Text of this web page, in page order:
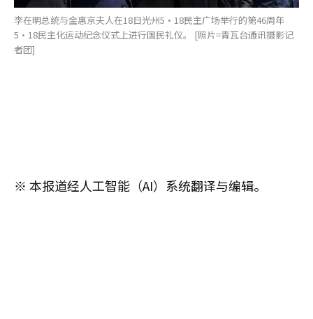
李在明总统与金惠京夫人在18日光州5·18民主广场举行的第46周年
5·18民主化运动纪念仪式上进行国民礼仪。 [照片=青瓦台通讯摄影记
者团]
※ 本报道经人工智能（AI）系统翻译与编辑。